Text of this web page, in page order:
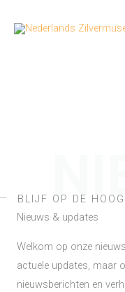
naar
BLIJF OP DE
Nieuws & updates
Welkom op onze
actuele updates, maar
nieuwsberichten en